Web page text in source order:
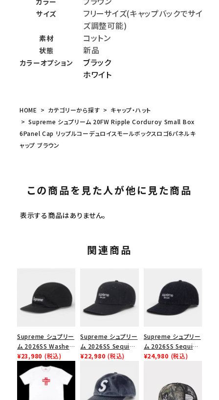
サイズ
フリーサイズ(キャップバックでサイ
ズ調整可能)
素材 コットン
状態 新品
カラーオプション
ブラック
ホワイト
HOME カテゴリーから探す
キャップ・ハット
Supreme シュプリーム 20FW Ripple Corduroy Small Box
6Panel Cap リップルコーデュロイスモールボックスロゴ6パネルキ
ャップ ブラウン
この商品を見た人が他に見た商品
表示する商品はありません。
関連商品
Supreme シュプリー
ム 2026SS Washed
Chino Twill Camp
Cap ウォッシュド チ
ノツイル キャンプキャ
ップ ブラック
¥23,980 (税込)
Supreme シュプリー
ム 2026SS Sequin
Denim Classic
ークインデニム クラ
シックロゴ 6パネルキ
ャップ インディゴ
¥22,980 (税込)
Supreme シュプリー
ム 2026SS Sequin
Denim Classic
シックロゴ 6パネルキ
ャップ ブラック
¥24,980 (税込)